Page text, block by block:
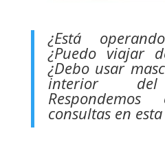
¿Está
¿Puedo viajar
¿Debo usar
interior del
consultas en